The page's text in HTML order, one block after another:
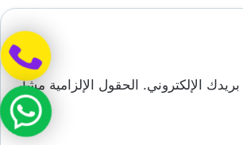
الإلكتروني. الحقول الإلزامية مشار